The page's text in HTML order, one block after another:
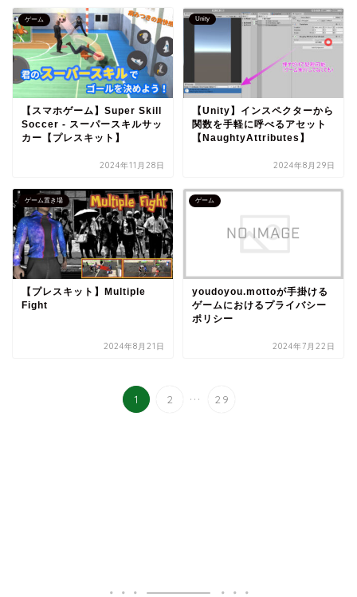
ゲーム
【スマホゲーム】Super Skill
Soccer - スーパースキルサッ
カー【プレスキット】
2024年11月28日
Unity
【Unity】インスペクターから
関数を手軽に呼べるアセット
【NaughtyAttributes】
2024年8月29日
ゲーム置き場
【プレスキット】Multiple
Fight
2024年8月21日
ゲーム
youdoyou.mottoが手掛ける
ゲームにおけるプライバシー
ポリシー
2024年7月22日
1 2 ... 29